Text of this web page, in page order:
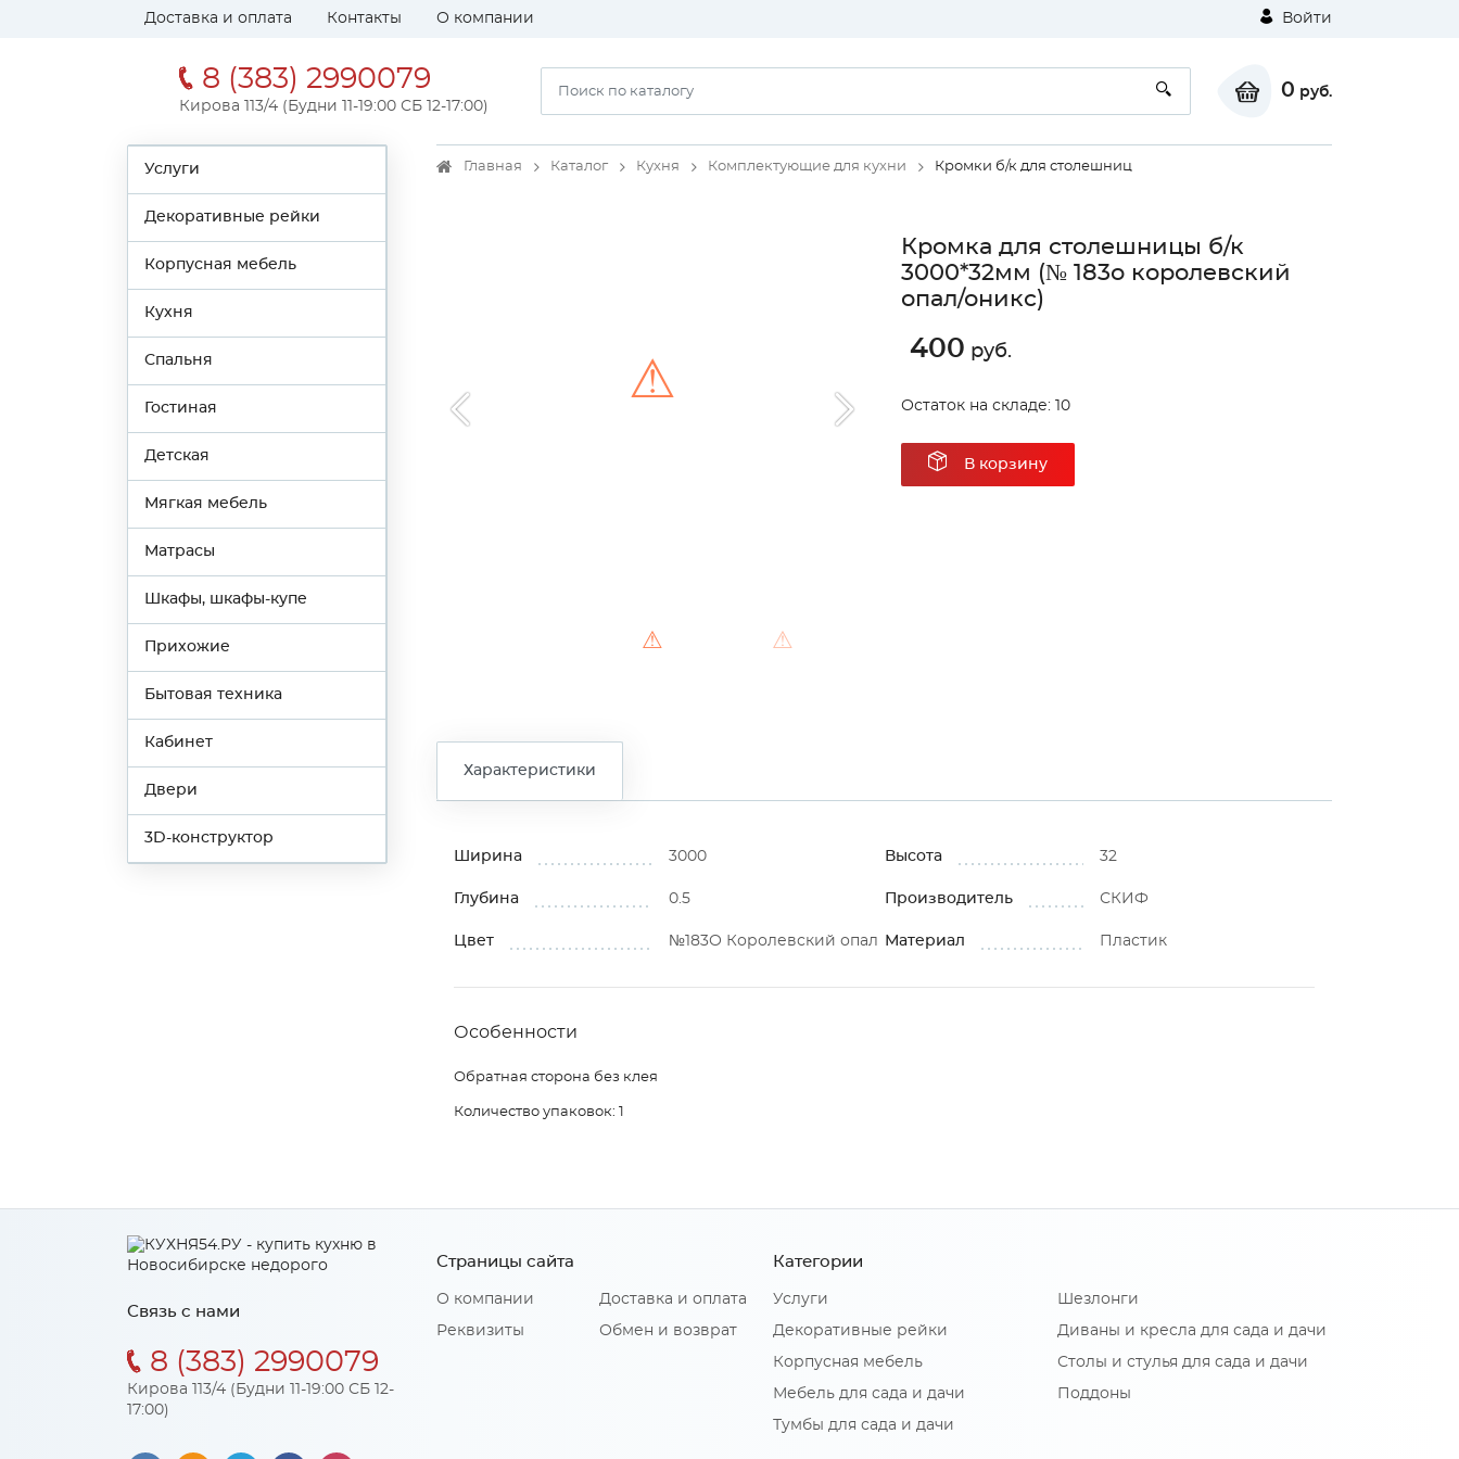
Доставка и оплата Контакты О компании Войти
8 (383) 2990079
Кирова 113/4 (Будни 11-19:00 СБ 12-17:00)
0 руб.
Услуги
Декоративные рейки
Корпусная мебель
Кухня
Спальня
Гостиная
Детская
Мягкая мебель
Матрасы
Шкафы, шкафы-купе
Прихожие
Бытовая техника
Кабинет
Двери
3D-конструктор
Главная Каталог Кухня Комплектующие для кухни Кромки б/к для столешниц
⚠ ⚠
⚠
Кромка для столешницы б/к
3000*32мм (№ 183о королевский
опал/оникс)
400 руб.
Остаток на складе: 10
В корзину
Характеристики
Ширина 3000 Высота 32
Глубина 0.5 Производитель СКИФ
Цвет №183О Королевский опал Материал Пластик
Особенности
Обратная сторона без клея
Количество упаковок: 1
Связь с нами
8 (383) 2990079
Кирова 113/4 (Будни 11-19:00 СБ 12-
17:00)
Страницы сайта
О компании
Реквизиты
Доставка и оплата
Обмен и возврат
Категории
Услуги
Декоративные рейки
Корпусная мебель
Мебель для сада и дачи
Тумбы для сада и дачи
Шезлонги
Диваны и кресла для сада и дачи
Столы и стулья для сада и дачи
Поддоны